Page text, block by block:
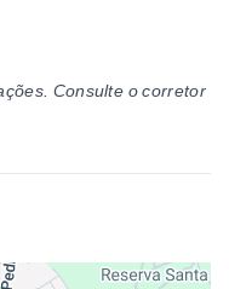
Consulte o corretor